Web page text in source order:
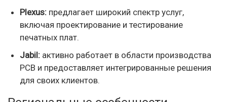
Plexus: предлагает широкий спектр услуг,
включая проектирование и тестирование
печатных плат.
Jabil: активно работает в области производства
PCB и предоставляет интегрированные решения
для своих клиентов.